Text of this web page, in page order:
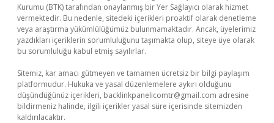
Kurumu (BTK) tarafından onaylanmış bir Yer Sağlayıcı olarak hizmet
vermektedir. Bu nedenle, sitedeki içerikleri proaktif olarak denetleme
veya araştırma yükümlülüğümüz bulunmamaktadır. Ancak, üyelerimiz
yazdıkları içeriklerin sorumluluğunu taşımakta olup, siteye üye olarak
bu sorumluluğu kabul etmiş sayılırlar.
Sitemiz, kar amacı gütmeyen ve tamamen ücretsiz bir bilgi paylaşım
platformudur. Hukuka ve yasal düzenlemelere aykırı olduğunu
düşündüğünüz içerikleri, backlinkpanelicomtr@gmail.com adresine
bildirmeniz halinde, ilgili içerikler yasal süre içerisinde sitemizden
kaldırılacaktır.